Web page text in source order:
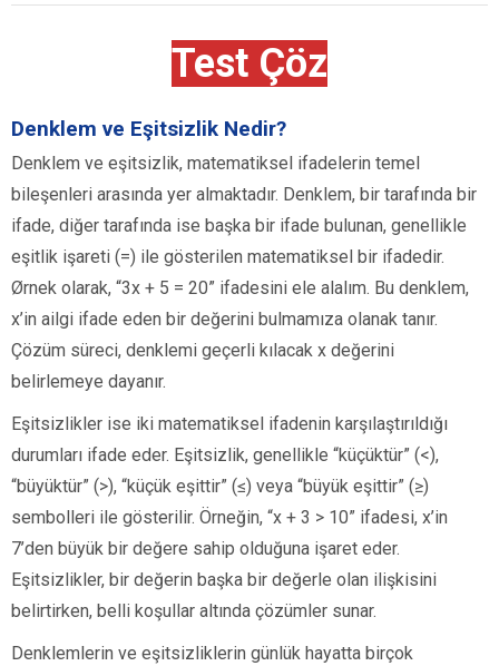
Test Çöz
Denklem ve Eşitsizlik Nedir?
Denklem ve eşitsizlik, matematiksel ifadelerin temel
bileşenleri arasında yer almaktadır. Denklem, bir tarafında bir
ifade, diğer tarafında ise başka bir ifade bulunan, genellikle
eşitlik işareti (=) ile gösterilen matematiksel bir ifadedir.
Ørnek olarak, “3x + 5 = 20” ifadesini ele alalım. Bu denklem,
x’in ailgi ifade eden bir değerini bulmamıza olanak tanır.
Çözüm süreci, denklemi geçerli kılacak x değerini
belirlemeye dayanır.
Eşitsizlikler ise iki matematiksel ifadenin karşılaştırıldığı
durumları ifade eder. Eşitsizlik, genellikle “küçüktür” (<),
“büyüktür” (>), “küçük eşittir” (≤) veya “büyük eşittir” (≥)
sembolleri ile gösterilir. Örneğin, “x + 3 > 10” ifadesi, x’in
7’den büyük bir değere sahip olduğuna işaret eder.
Eşitsizlikler, bir değerin başka bir değerle olan ilişkisini
belirtirken, belli koşullar altında çözümler sunar.
Denklemlerin ve eşitsizliklerin günlük hayatta birçok